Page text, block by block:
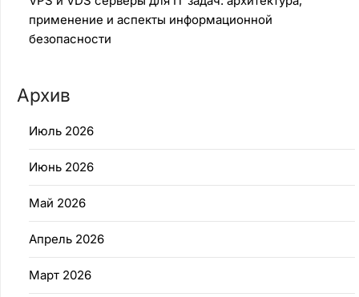
применение и аспекты информационной
безопасности
Архив
Июль 2026
Июнь 2026
Май 2026
Апрель 2026
Март 2026